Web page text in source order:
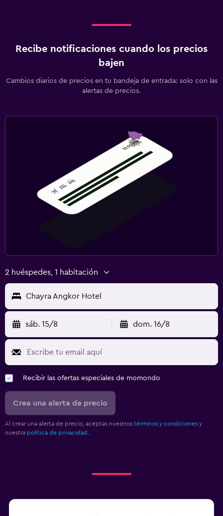
Recibe notificaciones cuando los precios
bajen
Cambios diarios de precios en tu bandeja de entrada: solo con las
alertas de precios.
2 huéspedes, 1 habitación
Chayra Angkor Hotel
sáb. 15/8 dom. 16/8
Recibir las ofertas especiales de momondo
Crea una alerta de precio
Al crear una alerta de precio, aceptas nuestros términos y condiciones y
nuestra política de privacidad.